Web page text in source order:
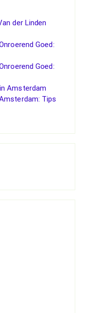
der Linden
Goed:
Goed:
Amsterdam
Tips